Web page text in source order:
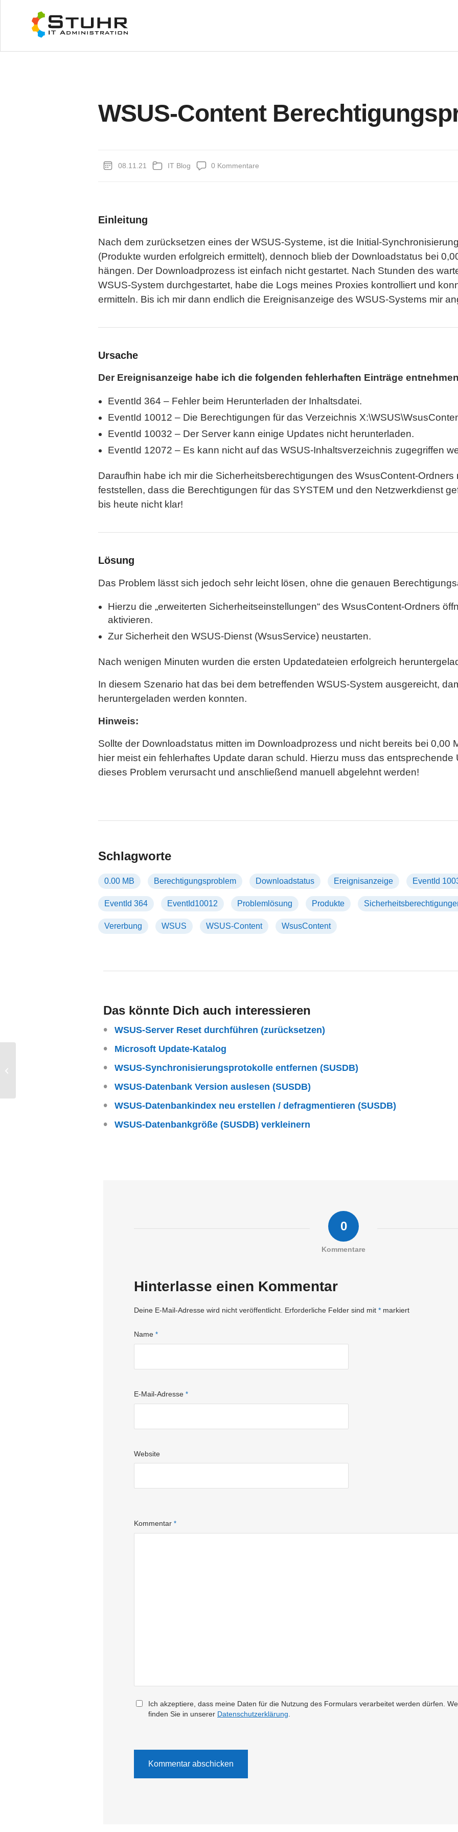
WSUS-Content
08.11.21 IT Blog 0 Kommentare
Einleitung
Nach dem zurücksetzen eines der WSUS-Systeme, ist die Initial-
(Produkte wurden erfolgreich ermittelt), dennoch blieb der Downloadstatus bei
hängen. Der Downloadprozess ist einfach nicht gestartet. Nach Stunden des
WSUS-System durchgestartet, habe die Logs meines Proxies kontrolliert und
ermitteln. Bis ich mir dann endlich die Ereignisanzeige des WSUS-Systems mir
Ursache
Der Ereignisanzeige habe ich die folgenden fehlerhaften Einträge
EventId 364 – Fehler beim Herunterladen der Inhaltsdatei.
EventId 10012 – Die Berechtigungen für das Verzeichnis
EventId 10032 – Der Server kann einige Updates nicht herunterladen.
EventId 12072 – Es kann nicht auf das WSUS-Inhaltsverzeichnis zugegriffen
Daraufhin habe ich mir die Sicherheitsberechtigungen des WsusContent-
feststellen, dass die Berechtigungen für das SYSTEM und den Netzwerkdienst
bis heute nicht klar!
Lösung
Das Problem lässt sich jedoch sehr leicht lösen, ohne die genauen
Hierzu die „erweiterten Sicherheitseinstellungen“ des WsusContent-Ordners
aktivieren.
Zur Sicherheit den WSUS-Dienst (WsusService) neustarten.
Nach wenigen Minuten wurden die ersten Updatedateien erfolgreich
In diesem Szenario hat das bei dem betreffenden WSUS-System ausgereicht,
heruntergeladen werden konnten.
Hinweis:
Sollte der Downloadstatus mitten im Downloadprozess und nicht bereits bei 0,00
hier meist ein fehlerhaftes Update daran schuld. Hierzu muss das
dieses Problem verursacht und anschließend manuell abgelehnt werden!
Schlagworte
0.00 MB Berechtigungsproblem Downloadstatus Ereignisanzeige EventId
EventId 364 EventId10012 Problemlösung Produkte
Vererbung WSUS WSUS-Content WsusContent
Das könnte Dich auch interessieren
WSUS-Server Reset durchführen (zurücksetzen)
Microsoft Update-Katalog
WSUS-Synchronisierungsprotokolle entfernen (SUSDB)
WSUS-Datenbank Version auslesen (SUSDB)
WSUS-Datenbankindex neu erstellen / defragmentieren (SUSDB)
WSUS-Datenbankgröße (SUSDB) verkleinern
0
Kommentare
Hinterlasse einen Kommentar
Deine E-Mail-Adresse wird nicht veröffentlicht. Erforderliche Felder sind mit * markiert
Name *
E-Mail-Adresse *
Website
Kommentar *
Ich akzeptiere, dass meine Daten für die Nutzung des Formulars verarbeitet werden dürfen.
finden Sie in unserer Datenschutzerklärung
WSUS-Server Reset durchführen